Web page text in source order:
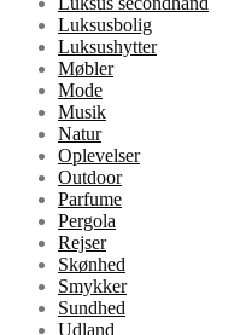
Luksusbolig
Luksushytter
Møbler
Mode
Musik
Natur
Oplevelser
Outdoor
Parfume
Pergola
Rejser
Skønhed
Smykker
Sundhed
Udland